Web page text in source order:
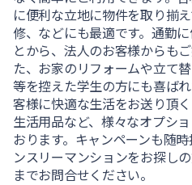
に便利な立地に物件を取り揃
修、などにも最適です。通勤
とから、法人のお客様からも
た、お家のリフォームや立て
等を控えた学生の方にも喜ば
客様に快適な生活をお送り頂
生活用品など、様々なオプシ
おります。キャンペーンも随
ンスリーマンションをお探し
までお問合せください。